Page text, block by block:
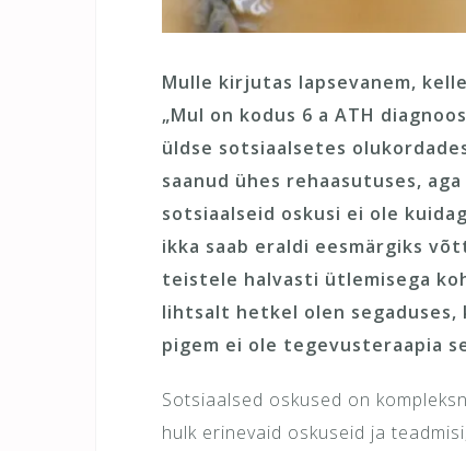
Mulle kirjutas lapsevanem,
„Mul on kodus 6 a ATH
üldse sotsiaalsetes
saanud ühes rehaasutuses,
sotsiaalseid oskusi ei ole
ikka saab eraldi eesmärgiks
teistele halvasti ütlemisega
lihtsalt hetkel olen segaduses,
pigem ei ole tegevusteraapia
Sotsiaalsed oskused on
hulk erinevaid oskuseid ja